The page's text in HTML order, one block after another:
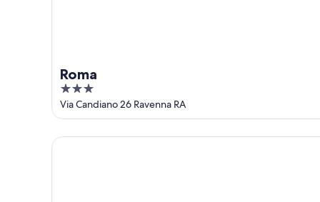
Roma
3
out
of
5
Via Candiano 26 Ravenna RA
A Casa di Paola Suite B&B